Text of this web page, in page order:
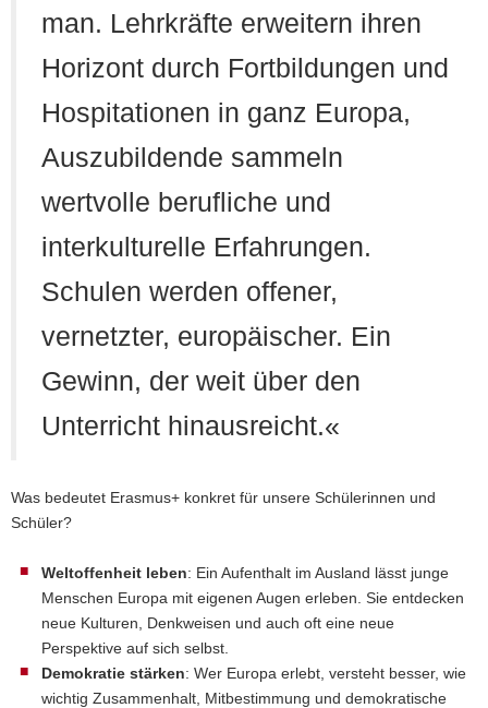
man. Lehrkräfte erweitern ihren
Horizont durch Fortbildungen und
Hospitationen in ganz Europa,
Auszubildende sammeln
wertvolle berufliche und
interkulturelle Erfahrungen.
Schulen werden offener,
vernetzter, europäischer. Ein
Gewinn, der weit über den
Unterricht hinausreicht.«
Was bedeutet Erasmus+ konkret für unsere Schülerinnen und
Schüler?
Weltoffenheit leben: Ein Aufenthalt im Ausland lässt junge
Menschen Europa mit eigenen Augen erleben. Sie entdecken
neue Kulturen, Denkweisen und auch oft eine neue
Perspektive auf sich selbst.
Demokratie stärken: Wer Europa erlebt, versteht besser, wie
wichtig Zusammenhalt, Mitbestimmung und demokratische